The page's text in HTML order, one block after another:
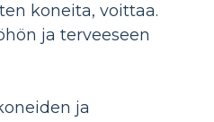
koneita, voittaa.
ja terveeseen
ja